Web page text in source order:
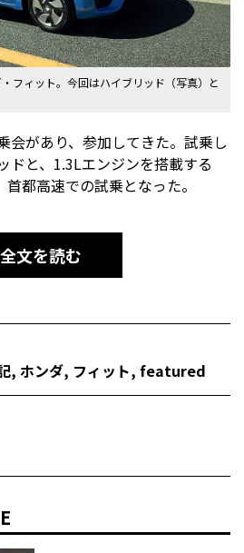
フィット。今回はハイブリッド（写真）と
会があり、参加してきた。試乗し
ドと、1.3Lエンジンを搭載する
都高速での試乗となった。
全文を読む
, ホンダ, フィット, featured